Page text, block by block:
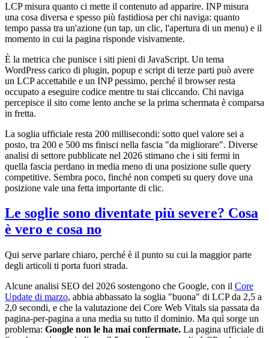
LCP misura quanto ci mette il contenuto ad apparire. INP misura
una cosa diversa e spesso più fastidiosa per chi naviga: quanto
tempo passa tra un'azione (un tap, un clic, l'apertura di un menu) e il
momento in cui la pagina risponde visivamente.
È la metrica che punisce i siti pieni di JavaScript. Un tema
WordPress carico di plugin, popup e script di terze parti può avere
un LCP accettabile e un INP pessimo, perché il browser resta
occupato a eseguire codice mentre tu stai cliccando. Chi naviga
percepisce il sito come lento anche se la prima schermata è comparsa
in fretta.
La soglia ufficiale resta 200 millisecondi: sotto quel valore sei a
posto, tra 200 e 500 ms finisci nella fascia "da migliorare". Diverse
analisi di settore pubblicate nel 2026 stimano che i siti fermi in
quella fascia perdano in media meno di una posizione sulle query
competitive. Sembra poco, finché non competi su query dove una
posizione vale una fetta importante di clic.
Le soglie sono diventate più severe? Cosa
è vero e cosa no
Qui serve parlare chiaro, perché è il punto su cui la maggior parte
degli articoli ti porta fuori strada.
Alcune analisi SEO del 2026 sostengono che Google, con il Core
Update di marzo, abbia abbassato la soglia "buona" di LCP da 2,5 a
2,0 secondi, e che la valutazione dei Core Web Vitals sia passata da
pagina-per-pagina a una media su tutto il dominio. Ma quì sorge un
problema: Google non le ha mai confermate. La pagina ufficiale di